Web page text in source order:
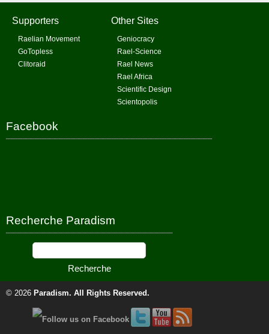
Supporters
Raelian Movement
GoTopless
Clitoraid
Other Sites
Geniocracy
Rael-Science
Rael News
Rael Africa
Scientific Design
Scientopolis
Facebook
Recherche Paradism
© 2026 Paradism. All Rights Reserved.